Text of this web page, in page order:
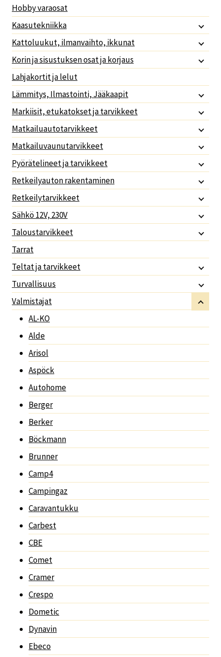
Hobby varaosat
Kaasutekniikka
Kattoluukut, ilmanvaihto, ikkunat
Korin ja sisustuksen osat ja korjaus
Lahjakortit ja lelut
Lämmitys, Ilmastointi, Jääkaapit
Markiisit, etukatokset ja tarvikkeet
Matkailuautotarvikkeet
Matkailuvaunutarvikkeet
Pyörätelineet ja tarvikkeet
Retkeilyauton rakentaminen
Retkeilytarvikkeet
Sähkö 12V, 230V
Taloustarvikkeet
Tarrat
Teltat ja tarvikkeet
Turvallisuus
Valmistajat
AL-KO
Alde
Arisol
Aspöck
Autohome
Berger
Berker
Böckmann
Brunner
Camp4
Campingaz
Caravantukku
Carbest
CBE
Comet
Cramer
Crespo
Dometic
Dynavin
Ebeco